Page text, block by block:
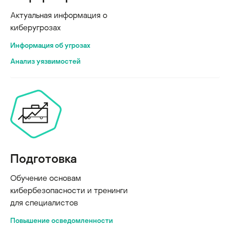
Актуальная информация о
киберугрозах
Информация об угрозах
Анализ уязвимостей
Подготовка
Обучение основам
кибербезопасности и тренинги
для специалистов
Повышение осведомленности